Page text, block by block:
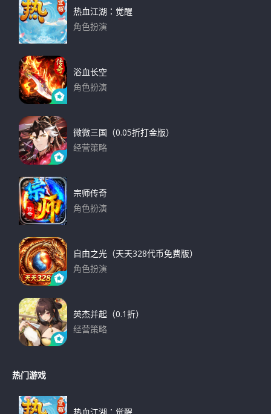
热血江湖：觉醒
角色扮演
浴血长空
角色扮演
微微三国（0.05折打金版）
经营策略
宗师传奇
角色扮演
自由之光（天天328代币免费版）
角色扮演
英杰并起（0.1折）
经营策略
热门游戏